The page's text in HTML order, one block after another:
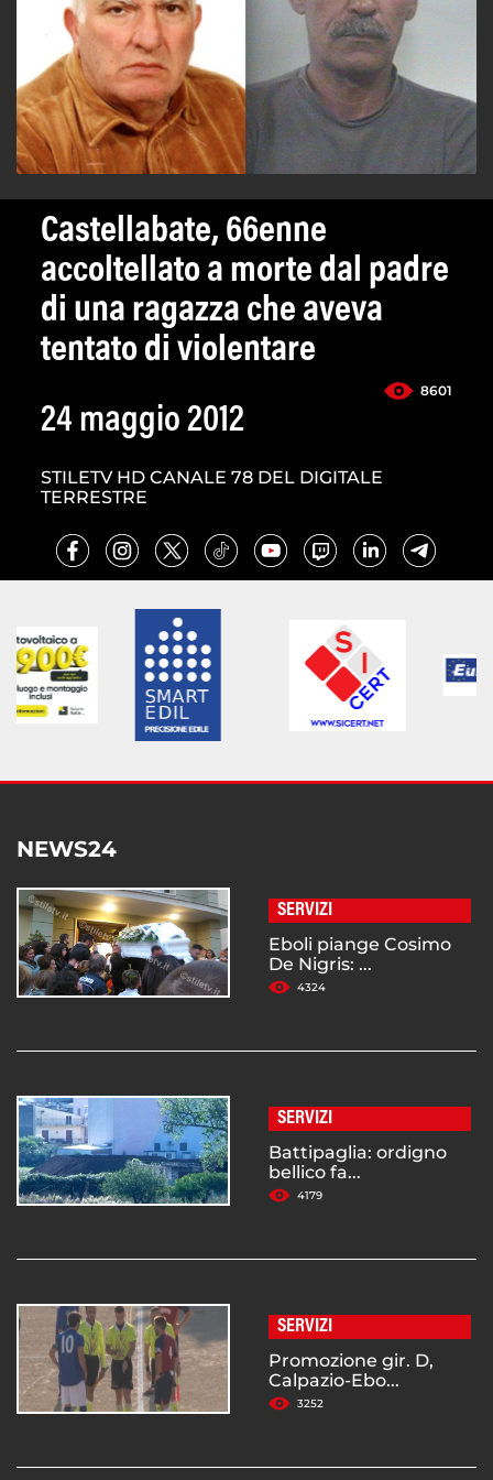
Castellabate, 66enne
accoltellato a morte dal padre
di una ragazza che aveva
tentato di violentare
8601
24 maggio 2012
STILETV HD CANALE 78 DEL DIGITALE
TERRESTRE
NEWS24
SERVIZI
Eboli piange Cosimo
De Nigris: ...
4324
SERVIZI
Battipaglia: ordigno
bellico fa...
4179
SERVIZI
Promozione gir. D,
Calpazio-Ebo...
3252